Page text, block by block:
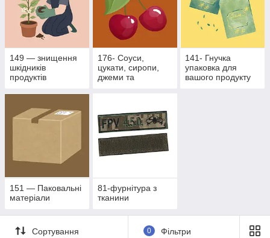
149 — знищення
шкідників
продуктів
походження
176- Соуси,
цукати, сиропи,
джеми та
141- Гнучка
упаковка для
вашого продукту
151 — Паковальні
матеріали
81-фурнітура з
тканини
Сортування 0 Фільтри